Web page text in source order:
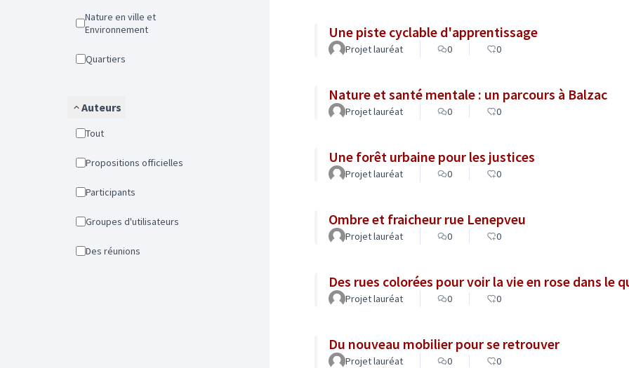
Nature en ville et
Environnement
Quartiers
Auteurs
Tout
Propositions officielles
Participants
Groupes d'utilisateurs
Des réunions
Une piste cyclable d'apprentissage
Projet lauréat 0 0
Nature et santé mentale : un parcours à Balzac
Projet lauréat 0 0
Une forêt urbaine pour les justices
Projet lauréat 0 0
Ombre et fraicheur rue Lenepveu
Projet lauréat 0 0
Des rues colorées pour voir la vie en rose dans le
Projet lauréat 0 0
Du nouveau mobilier pour se retrouver
Projet lauréat 0 0